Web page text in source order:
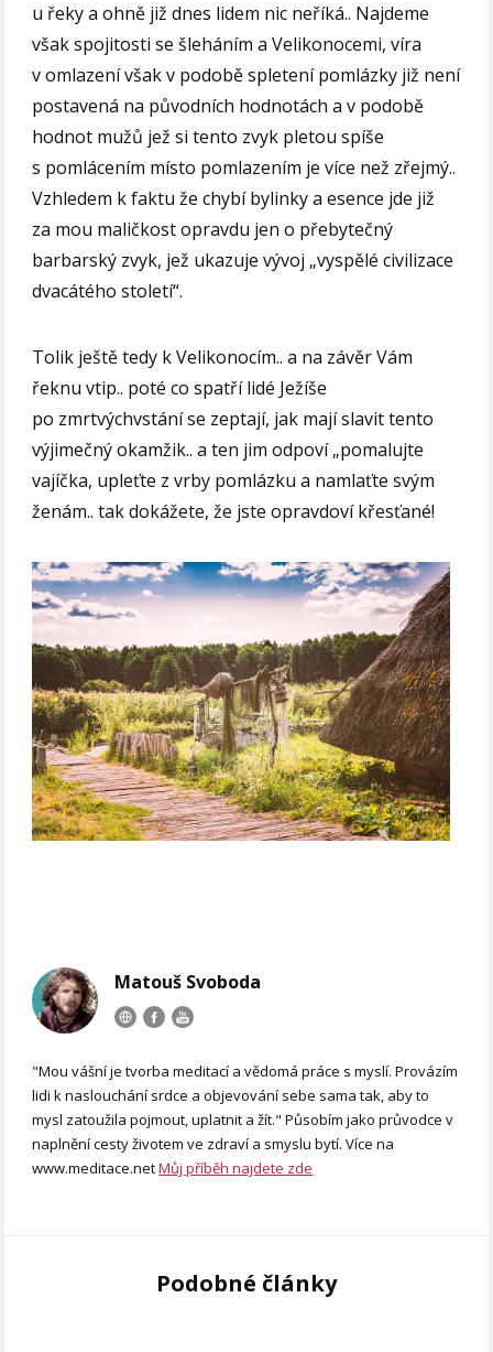
u řeky a ohně již dnes lidem nic neříká.. Najdeme
však spojitosti se šleháním a Velikonocemi, víra
v omlazení však v podobě spletení pomlázky již není
postavená na původních hodnotách a v podobě
hodnot mužů jež si tento zvyk pletou spíše
s pomlácením místo pomlazením je více než zřejmý..
Vzhledem k faktu že chybí bylinky a esence jde již
za mou maličkost opravdu jen o přebytečný
barbarský zvyk, jež ukazuje vývoj „vyspělé civilizace
dvacátého století“.
Tolik ještě tedy k Velikonocím.. a na závěr Vám
řeknu vtip.. poté co spatří lidé Ježíše
po zmrtvýchvstání se zeptají, jak mají slavit tento
výjimečný okamžik.. a ten jim odpoví „pomalujte
vajíčka, upleťte z vrby pomlázku a namlaťte svým
ženám.. tak dokážete, že jste opravdoví křesťané!
Matouš Svoboda
"Mou vášní je tvorba meditací a vědomá práce s myslí. Provázím
lidi k naslouchání srdce a objevování sebe sama tak, aby to
mysl zatoužila pojmout, uplatnit a žít." Působím jako průvodce v
naplnění cesty životem ve zdraví a smyslu bytí. Více na
www.meditace.netMůj příběh najdete zde
Podobné články